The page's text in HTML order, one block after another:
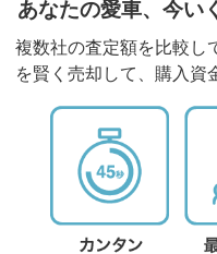
あなたの愛車、今い
複数社の査定額を比較し
を賢く売却して、購入資